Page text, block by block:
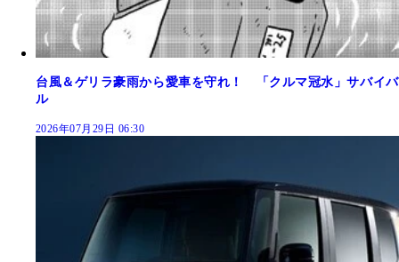
台風＆ゲリラ豪雨から愛車を守れ！ 「クルマ冠水」サバイバ
ル
2026年07月29日 06:30